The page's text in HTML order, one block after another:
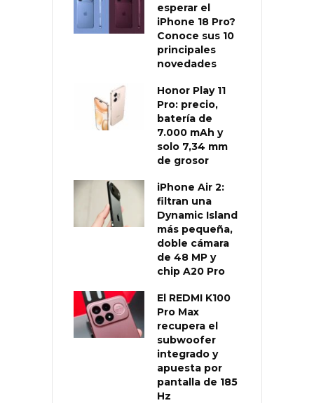
esperar el
iPhone 18 Pro?
Conoce sus 10
principales
novedades
Honor Play 11
Pro: precio,
batería de
7.000 mAh y
solo 7,34 mm
de grosor
iPhone Air 2:
filtran una
Dynamic Island
más pequeña,
doble cámara
de 48 MP y
chip A20 Pro
El REDMI K100
Pro Max
recupera el
subwoofer
integrado y
apuesta por
pantalla de 185
Hz